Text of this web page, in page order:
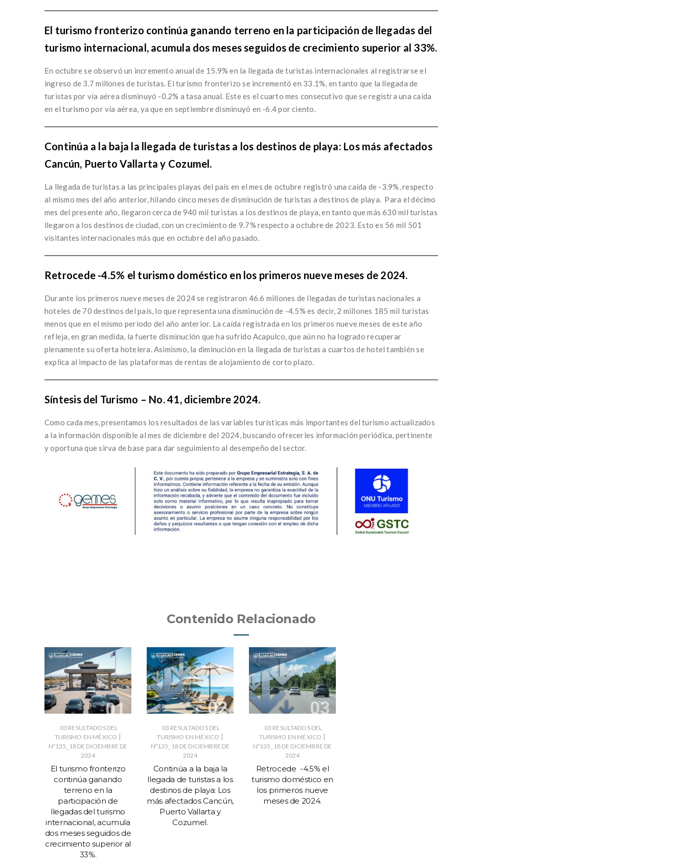
El turismo fronterizo continúa ganando terreno en la participación de llegadas del
turismo internacional, acumula dos meses seguidos de crecimiento superior al 33%.
En octubre se observó un incremento anual de 15.9% en la llegada de turistas internacionales al registrarse el
ingreso de 3.7 millones de turistas. El turismo fronterizo se incrementó en 33.1%, en tanto que la llegada de
turistas por vía aérea disminuyó -0.2% a tasa anual. Este es el cuarto mes consecutivo que se registra una caída
en el turismo por vía aérea, ya que en septiembre disminuyó en -6.4 por ciento.
Continúa a la baja la llegada de turistas a los destinos de playa: Los más afectados
Cancún, Puerto Vallarta y Cozumel.
La llegada de turistas a las principales playas del país en el mes de octubre registró una caída de -3.9%, respecto
al mismo mes del año anterior, hilando cinco meses de disminución de turistas a destinos de playa. Para el décimo
mes del presente año, llegaron cerca de 940 mil turistas a los destinos de playa, en tanto que más 630 mil turistas
llegaron a los destinos de ciudad, con un crecimiento de 9.7% respecto a octubre de 2023. Esto es 56 mil 501
visitantes internacionales más que en octubre del año pasado.
Retrocede -4.5% el turismo doméstico en los primeros nueve meses de 2024.
Durante los primeros nueve meses de 2024 se registraron 46.6 millones de llegadas de turistas nacionales a
hoteles de 70 destinos del país, lo que representa una disminución de -4.5% es decir, 2 millones 185 mil turistas
menos que en el mismo periodo del año anterior. La caída registrada en los primeros nueve meses de este año
refleja, en gran medida, la fuerte disminución que ha sufrido Acapulco, que aún no ha logrado recuperar
plenamente su oferta hotelera. Asimismo, la diminución en la llegada de turistas a cuartos de hotel también se
explica al impacto de las plataformas de rentas de alojamiento de corto plazo.
Síntesis del Turismo – No. 41, diciembre 2024.
Como cada mes, presentamos los resultados de las variables turísticas más importantes del turismo actualizados
a la información disponible al mes de diciembre del 2024, buscando ofrecerles información periódica, pertinente
y oportuna que sirva de base para dar seguimiento al desempeño del sector.
Contenido Relacionado
03 RESULTADOS DEL
TURISMO EN MÉXICO
Nº135_18 DE DICIEMBRE DE
2024
El turismo fronterizo
continúa ganando
terreno en la
participación de
llegadas del turismo
internacional, acumula
dos meses seguidos de
crecimiento superior al
33%.
03 RESULTADOS DEL
TURISMO EN MÉXICO
Nº135_18 DE DICIEMBRE DE
2024
Continúa a la baja la
llegada de turistas a los
destinos de playa: Los
más afectados Cancún,
Puerto Vallarta y
Cozumel.
03 RESULTADOS DEL
TURISMO EN MÉXICO
Nº135_18 DE DICIEMBRE DE
2024
Retrocede -4.5% el
turismo doméstico en
los primeros nueve
meses de 2024.